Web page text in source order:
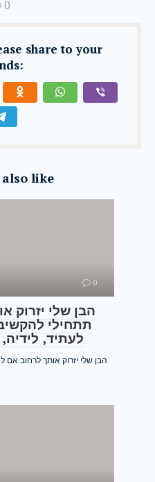
0
share to your
also like
0
תתחילי
לעתיד,